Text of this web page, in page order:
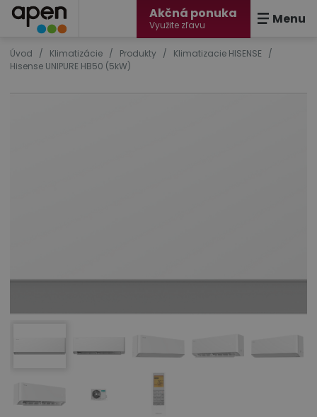
Akčná ponuka
Využite zľavu Menu
Úvod / Klimatizácie / Produkty / Klimatizacie HISENSE /
Hisense UNIPURE HB50 (5kW)